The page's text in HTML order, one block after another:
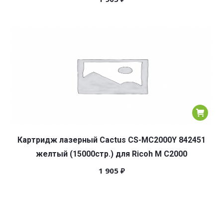
Картридж лазерный Cactus CS-MC2000Y 842451
желтый (15000стр.) для Ricoh M C2000
1 905 ₽